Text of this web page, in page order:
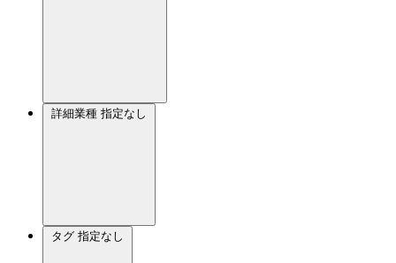
詳細業種 指定なし
タグ 指定なし